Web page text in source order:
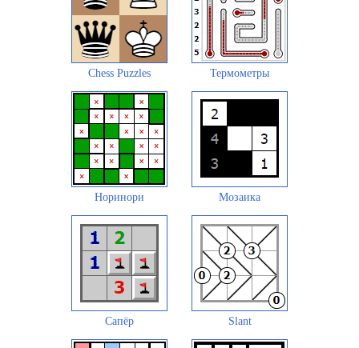
Chess Puzzles Термометры
Норинори Мозаика
Сапёр Slant